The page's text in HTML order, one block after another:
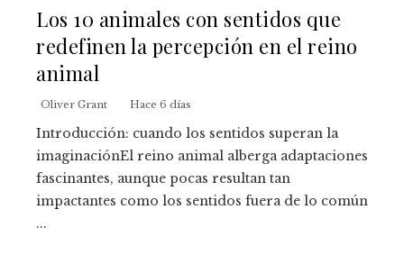
Los 10 animales con sentidos que
redefinen la percepción en el reino
animal
Oliver Grant Hace 6 días
Introducción: cuando los sentidos superan la
imaginaciónEl reino animal alberga adaptaciones
fascinantes, aunque pocas resultan tan
impactantes como los sentidos fuera de lo común
...